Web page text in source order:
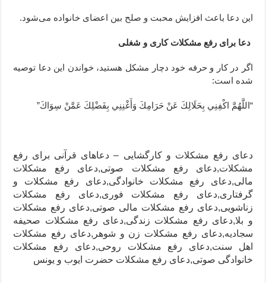
این دعا باعث افزایش محبت و صلح بین اعضای خانواده می‌شود.
دعا برای رفع مشکلات کاری و شغلی
اگر در کار و حرفه خود دچار مشکل هستید، خواندن این دعا توصیه
شده است:
“اللَّهُمَّ اكْفِنِي بِحَلَالِكَ عَنْ حَرَامِكَ وَأَغْنِنِي بِفَضْلِكَ عَمَّنْ سِوَاكَ”
دعای رفع مشکلات و کارگشایی – دعاهای قرآنی برای رفع
مشکلات,دعای رفع مشکلات صوتی,دعای رفع مشکلات
مالی,دعای رفع مشکلات خانوادگی,دعای رفع مشکلات و
گرفتاری,دعای رفع مشکلات فوری,دعای رفع مشکلات
زناشویی,دعای رفع مشکلات مالی صوتی,دعای رفع مشکلات
و بلا,دعای رفع مشکلات زندگی,دعای رفع مشکلات صحیفه
سجادیه,دعای رفع مشکلات زن و شوهر,دعای رفع مشکلات
اهل سنت,دعای رفع مشکلات روحی,دعای رفع مشکلات
خانوادگی صوتی,دعای رفع مشکلات حضرت ایوب و یونس